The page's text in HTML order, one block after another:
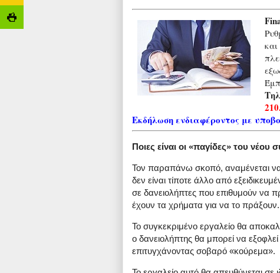
Εκδήλωση ενδιαφέροντος με
Ποιες είναι οι «παγίδες» του νέου
Τον παραπάνω σκοπό, αναμένεται
δεν είναι τίποτε άλλο από
σε δανειολήπτες που επιθυμούν να
έχουν τα χρήματα για να το πράξουν.
Το συγκεκριμένο εργαλείο θα
ο δανειολήπτης θα μπορεί να
επιτυγχάνοντας σοβαρό «κούρεμα».